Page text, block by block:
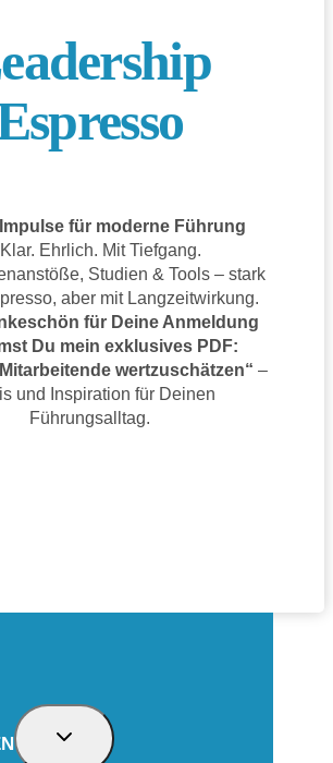
für moderne Führung
Ehrlich. Mit Tiefgang.
Studien & Tools – stark
aber mit Langzeitwirkung.
für Deine Anmeldung
Du mein exklusives PDF:
wertzuschätzen“ –
und Inspiration für Deinen
Führungsalltag.
UNTERMENÜ
UMSCHALTEN